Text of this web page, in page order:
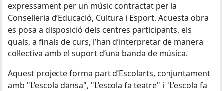
expressament per un músic contractat per la
Conselleria d’Educació, Cultura i Esport. Aquesta obra
es posa a disposició dels centres participants, els
quals, a finals de curs, l’han d’interpretar de manera
col·lectiva amb el suport d’una banda de música.
Aquest projecte forma part d’Escolarts, conjuntament
amb "L’escola dansa", "L’escola fa teatre" i "L’escola fa